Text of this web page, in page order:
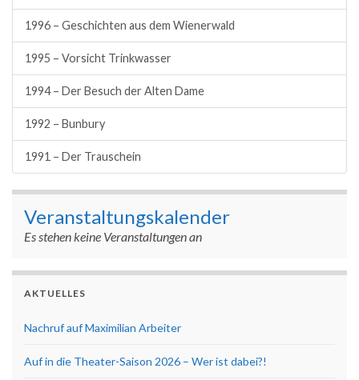
1996 – Geschichten aus dem Wienerwald
1995 – Vorsicht Trinkwasser
1994 – Der Besuch der Alten Dame
1992 – Bunbury
1991 – Der Trauschein
Veranstaltungskalender
Es stehen keine Veranstaltungen an
AKTUELLES
Nachruf auf Maximilian Arbeiter
Auf in die Theater-Saison 2026 – Wer ist dabei?!